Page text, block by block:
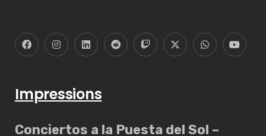
Impressions
Conciertos a la Puesta del Sol –